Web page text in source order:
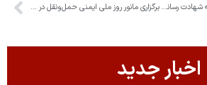
جنایتِ دشمن خونخوار در به شهادت رساندن مردم بی گناه برگزاری مانور روز ملی ایمنی حمل‌ونقل در جاده‌های البرز
اخبار جدید